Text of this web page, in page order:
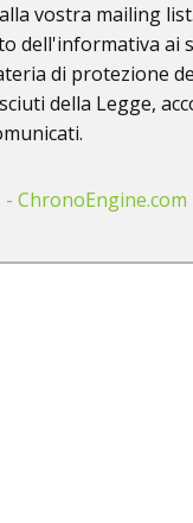
vostra mailing list.
dell'informativa ai
di protezione
della Legge,
ChronoEngine.com